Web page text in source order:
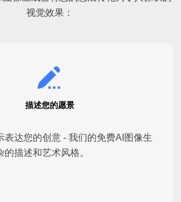
视觉效果：
描述您的愿景
表达您的创意 - 我们的免费AI图像生
的描述和艺术风格。